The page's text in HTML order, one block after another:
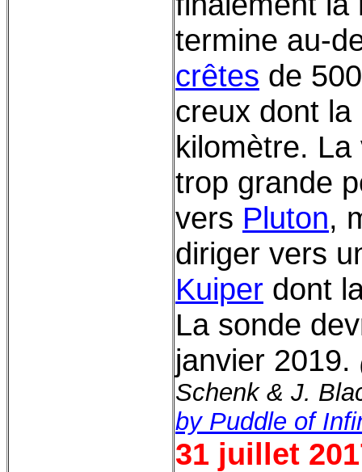
termine au-
crêtes de
creux dont
kilomètre.
trop grande
vers Pluton,
diriger vers
Kuiper dont
La sonde
janvier 2019.
Schenk & J.
by Puddle of
31 juillet